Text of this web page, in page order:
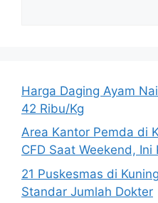
Harga Daging Ayam
42 Ribu/Kg
Area Kantor Pemda di
CFD Saat Weekend, Ini
21 Puskesmas di
Standar Jumlah Dokter